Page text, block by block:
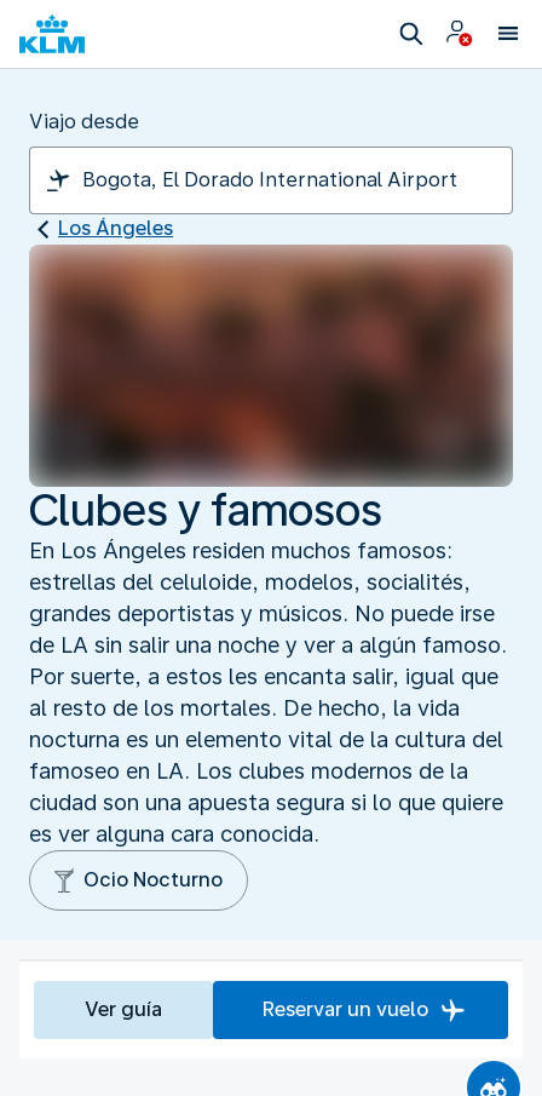
Viajo desde
Los Ángeles
Clubes y famosos
En Los Ángeles residen muchos famosos:
estrellas del celuloide, modelos, socialités,
grandes deportistas y músicos. No puede irse
de LA sin salir una noche y ver a algún famoso.
Por suerte, a estos les encanta salir, igual que
al resto de los mortales. De hecho, la vida
nocturna es un elemento vital de la cultura del
famoseo en LA. Los clubes modernos de la
ciudad son una apuesta segura si lo que quiere
es ver alguna cara conocida.
Ocio Nocturno
Ver guía Reservar un vuelo